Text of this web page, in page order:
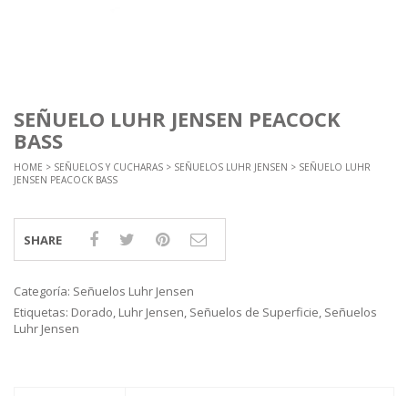
SEÑUELO LUHR JENSEN PEACOCK
BASS
HOME > SEÑUELOS Y CUCHARAS > SEÑUELOS LUHR JENSEN > SEÑUELO LUHR
JENSEN PEACOCK BASS
SHARE
Categoría: Señuelos Luhr Jensen
Etiquetas: Dorado, Luhr Jensen, Señuelos de Superficie, Señuelos
Luhr Jensen